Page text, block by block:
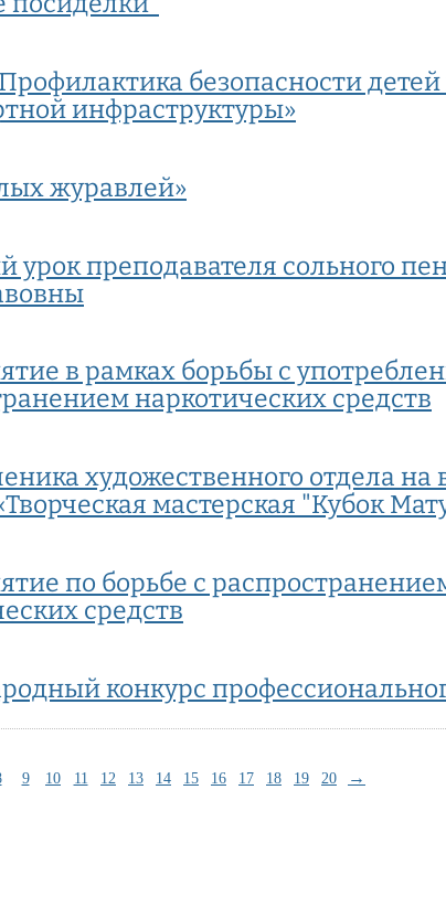
безопасности детей
инфраструктуры»
журавлей»
урок преподавателя сольного
в рамках борьбы с
наркотических средств
художественного отдела
мастерская "Кубок
по борьбе с
средств
конкурс
9 10 11 12 13 14 15 16 17 18 19 20 →